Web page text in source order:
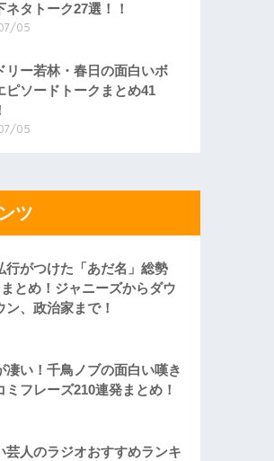
ネタトーク27選！！
05
リー若林・春日の面白いボ
ピソードトークまとめ41
05
ツ
行がつけた「あだ名」総勢
とめ！ジャニーズからダウ
ン、政治家まで！
凄い！千鳥ノブの面白い嘆き
ミフレーズ210連発まとめ！
芸人のラジオおすすめランキ